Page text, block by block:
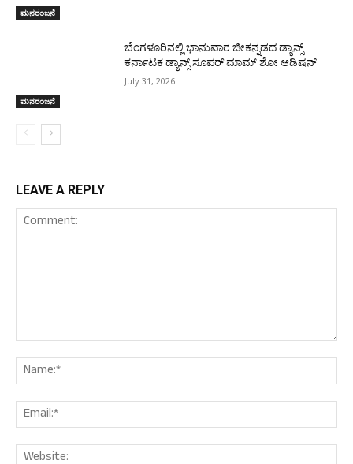
ಮನರಂಜನೆ
ಮನರಂಜನೆ
ಬೆಂಗಳೂರಿನಲ್ಲಿ ಭಾನುವಾರ ಜೀಕನ್ನಡದ ಡ್ಯಾನ್ಸ್
ಕರ್ನಾಟಕ ಡ್ಯಾನ್ಸ್ ಸೂಪರ್ ಮಾಮ್ ಶೋ ಆಡಿಷನ್
July 31, 2026
LEAVE A REPLY